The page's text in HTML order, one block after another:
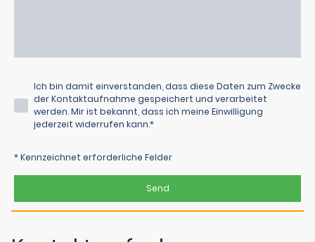
Ich bin damit einverstanden, dass diese Daten zum Zwecke
der Kontaktaufnahme gespeichert und verarbeitet
werden. Mir ist bekannt, dass ich meine Einwilligung
jederzeit widerrufen kann.*
* Kennzeichnet erforderliche Felder
Send